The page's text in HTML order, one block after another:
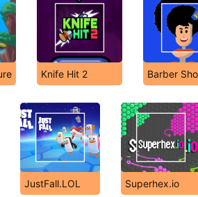
Knife Hit 2 Barber
JustFall.LOL Superhex.io